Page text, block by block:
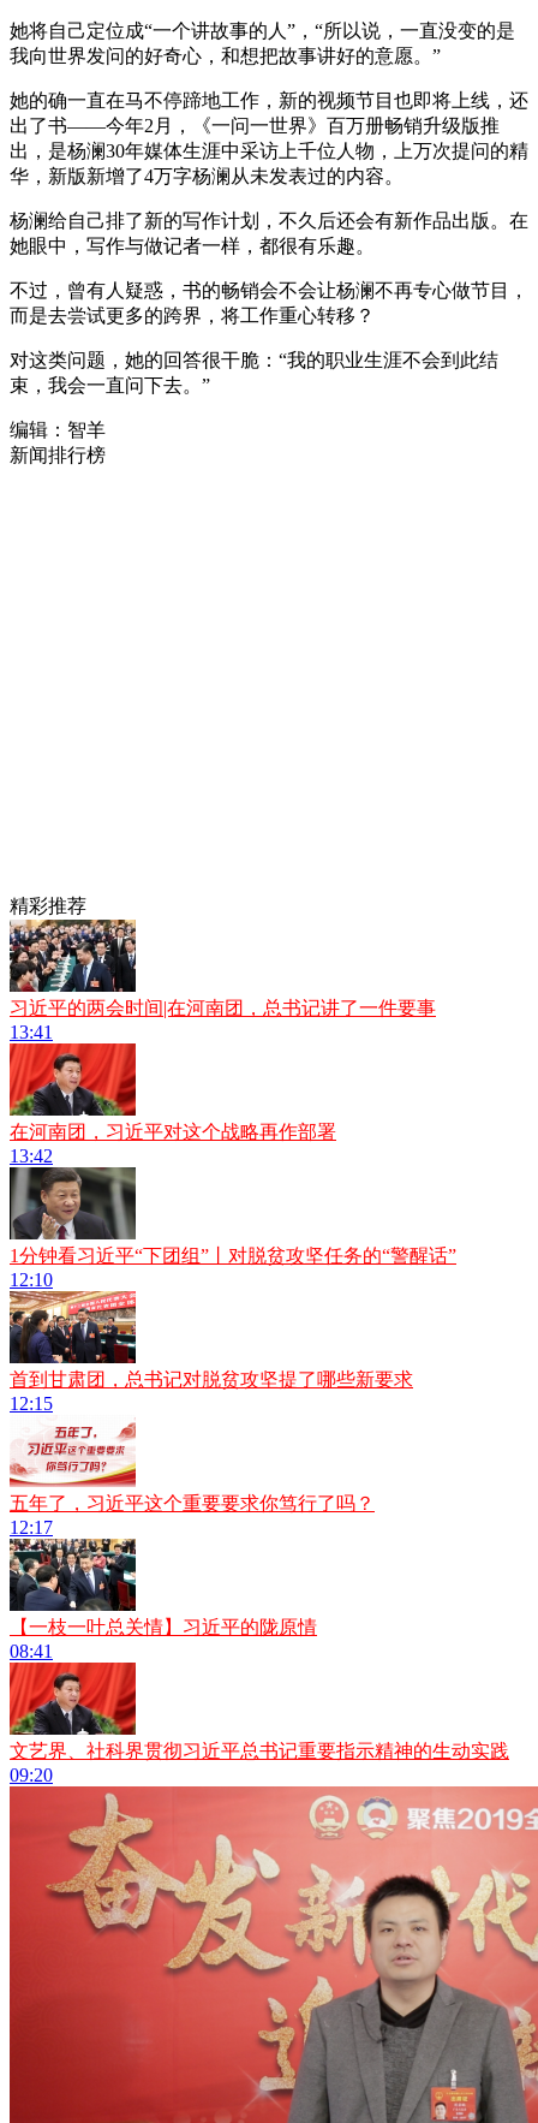
她将自己定位成“一个讲故事的人”，“所以说，一直没变的是
我向世界发问的好奇心，和想把故事讲好的意愿。”
她的确一直在马不停蹄地工作，新的视频节目也即将上线，还
出了书——今年2月，《一问一世界》百万册畅销升级版推
出，是杨澜30年媒体生涯中采访上千位人物，上万次提问的精
华，新版新增了4万字杨澜从未发表过的内容。
杨澜给自己排了新的写作计划，不久后还会有新作品出版。在
她眼中，写作与做记者一样，都很有乐趣。
不过，曾有人疑惑，书的畅销会不会让杨澜不再专心做节目，
而是去尝试更多的跨界，将工作重心转移？
对这类问题，她的回答很干脆：“我的职业生涯不会到此结
束，我会一直问下去。”
编辑：智羊
新闻排行榜
精彩推荐
习近平的两会时间|在河南团，总书记讲了一件要事
13:41
在河南团，习近平对这个战略再作部署
13:42
1分钟看习近平“下团组”丨对脱贫攻坚任务的“警醒话”
12:10
首到甘肃团，总书记对脱贫攻坚提了哪些新要求
12:15
五年了，习近平这个重要要求你笃行了吗？
12:17
【一枝一叶总关情】习近平的陇原情
08:41
文艺界、社科界贯彻习近平总书记重要指示精神的生动实践
09:20